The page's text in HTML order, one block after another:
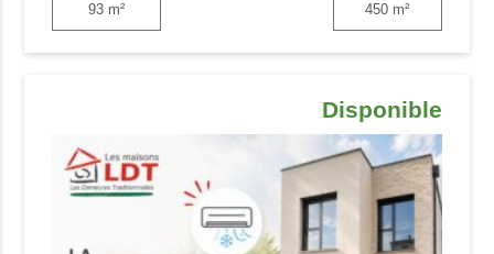
93 m² 450 m²
Disponible